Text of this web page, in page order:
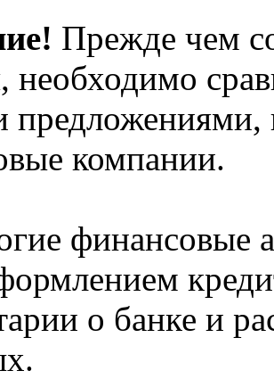
Прежде чем
необходимо
предложениями,
компании.
финансовые
о банке и